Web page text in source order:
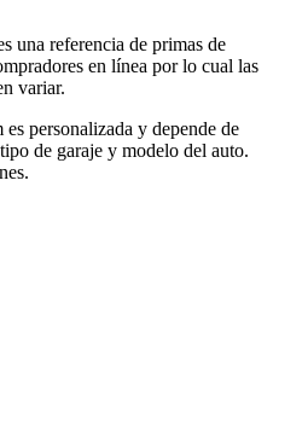
una referencia de primas de
en línea por lo cual las
variar.
personalizada y depende de
de garaje y modelo del auto.